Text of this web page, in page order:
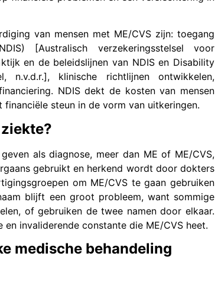
van mensen met ME/CVS zijn: toegang
[Australisch verzekeringsstelsel voor
en de beleidslijnen van NDIS en Disability
n.v.d.r.], klinische richtlijnen ontwikkelen,
NDIS dekt de kosten van mensen
steun in de vorm van uitkeringen.
als diagnose, meer dan ME of ME/CVS,
gebruikt en herkend wordt door dokters
om ME/CVS te gaan gebruiken
blijft een groot probleem, want sommige
of gebruiken de twee namen door elkaar.
invaliderende constante die ME/CVS heet.
medische behandeling